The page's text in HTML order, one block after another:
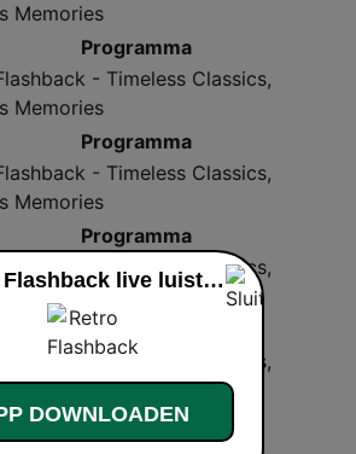
Memories
Programma
- Timeless Classics,
Memories
Programma
- Timeless Classics,
Memories
Programma
- Timeless Classics,
Programma
- Timeless Classics,
Memories
Retro Flashback live luisteren
DOWNLOADEN